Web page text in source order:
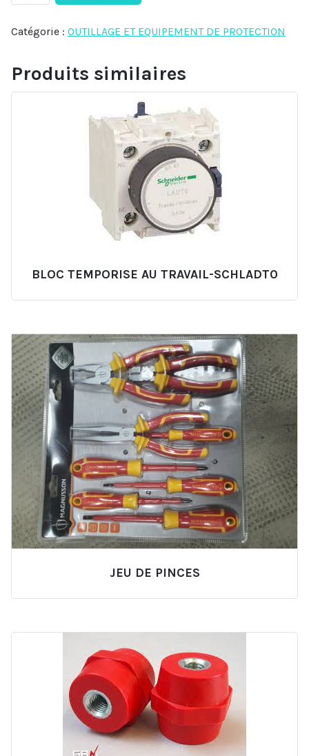
Catégorie : OUTILLAGE ET EQUIPEMENT DE PROTECTION
Produits similaires
BLOC TEMPORISE AU TRAVAIL-SCHLADT0
JEU DE PINCES